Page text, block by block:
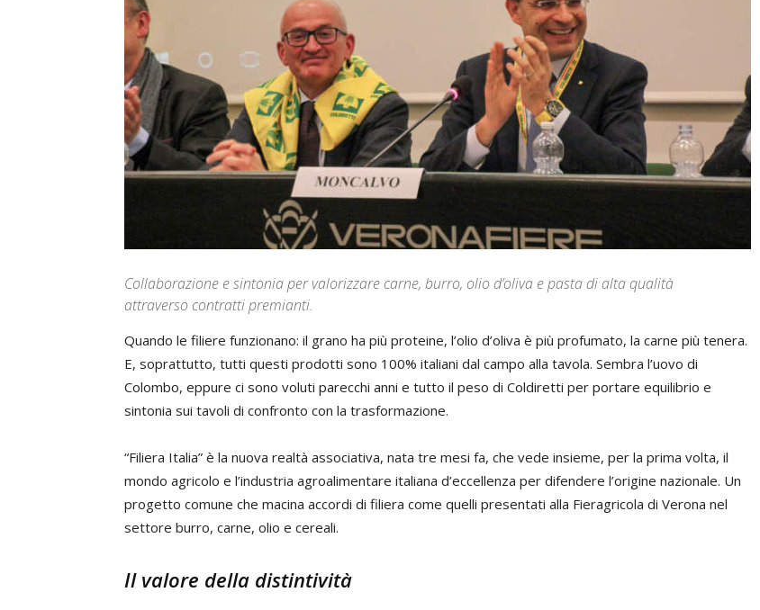
Collaborazione e sintonia per valorizzare carne, burro, olio d’oliva e pasta di alta qualità
attraverso contratti premianti.
Quando le filiere funzionano: il grano ha più proteine, l’olio d’oliva è più profumato, la carne più tenera.
E, soprattutto, tutti questi prodotti sono 100% italiani dal campo alla tavola. Sembra l’uovo di
Colombo, eppure ci sono voluti parecchi anni e tutto il peso di Coldiretti per portare equilibrio e
sintonia sui tavoli di confronto con la trasformazione.
“Filiera Italia” è la nuova realtà associativa, nata tre mesi fa, che vede insieme, per la prima volta, il
mondo agricolo e l’industria agroalimentare italiana d’eccellenza per difendere l’origine nazionale. Un
progetto comune che macina accordi di filiera come quelli presentati alla Fieragricola di Verona nel
settore burro, carne, olio e cereali.
Il valore della distintività